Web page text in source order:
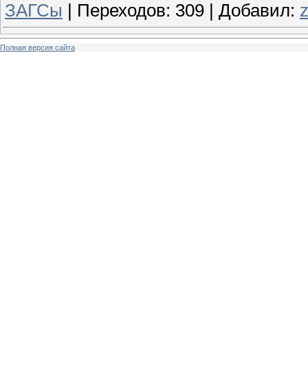
ЗАГСы Переходов: 309 Добавил:
Полная версия сайта